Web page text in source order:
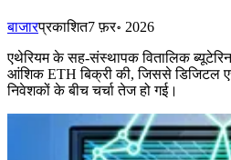
बाजारप्रकाशित7 फ़र॰ 2026
एथेरियम के सह-संस्थापक वितालिक
आंशिक ETH बिक्री की, जिससे डिजिटल
निवेशकों के बीच चर्चा तेज हो गई।